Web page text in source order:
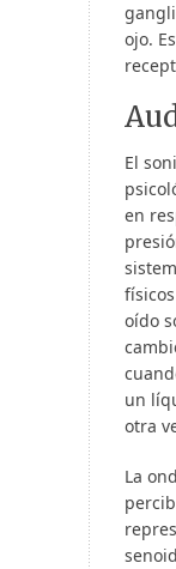
ojo.
El
en
oído
un
otra
La